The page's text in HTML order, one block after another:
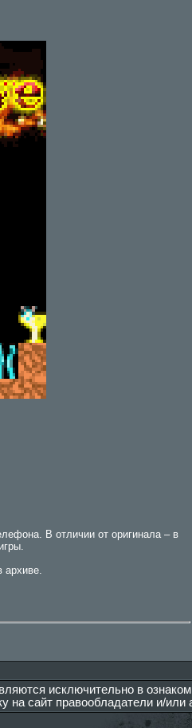
В отличии от оригинала – в
исключительно в
на сайт правообладатели и/или